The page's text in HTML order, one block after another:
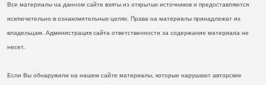
Все материалы на данном сайте взяты из открытых источников и предоставляются
исключительно в ознакомительных целях. Права на материалы принадлежат их
владельцам. Администрация сайта ответственности за содержание материала не
несет.
Если Вы обнаружили на нашем сайте материалы, которые нарушают авторские